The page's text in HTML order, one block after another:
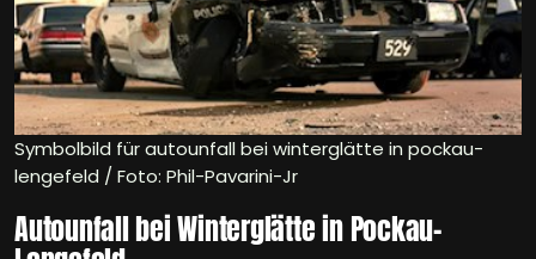
Symbolbild für autounfall bei winterglätte in pockau-
lengefeld / Foto: Phil-Pavarini-Jr
Autounfall bei Winterglätte in Pockau-